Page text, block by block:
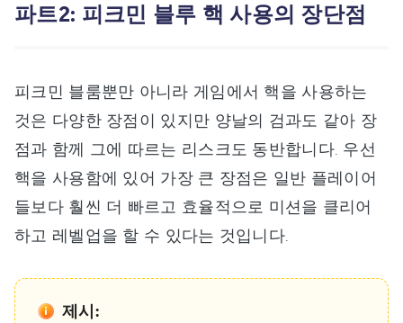
파트2: 피크민 블루 핵 사용의 장단점
피크민 블룸뿐만 아니라 게임에서 핵을 사용하는
것은 다양한 장점이 있지만 양날의 검과도 같아 장
점과 함께 그에 따르는 리스크도 동반합니다. 우선
핵을 사용함에 있어 가장 큰 장점은 일반 플레이어
들보다 훨씬 더 빠르고 효율적으로 미션을 클리어
하고 레벨업을 할 수 있다는 것입니다.
제시: